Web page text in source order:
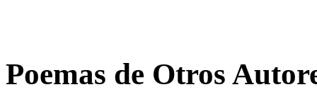
Poemas de Otros